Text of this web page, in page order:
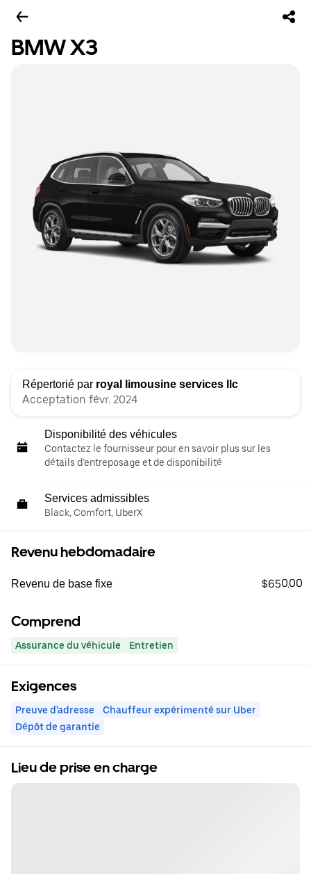
BMW X3
Répertorié par royal limousine services llc
Acceptation févr. 2024
Disponibilité des véhicules
Contactez le fournisseur pour en savoir plus sur les
détails d’entreposage et de disponibilité
Services admissibles
Black, Comfort, UberX
Revenu hebdomadaire
Revenu de base fixe $650.00
Comprend
Assurance du véhicule Entretien
Exigences
Preuve d'adresse
Chauffeur expérimenté sur Uber
Dépôt de garantie
Lieu de prise en charge